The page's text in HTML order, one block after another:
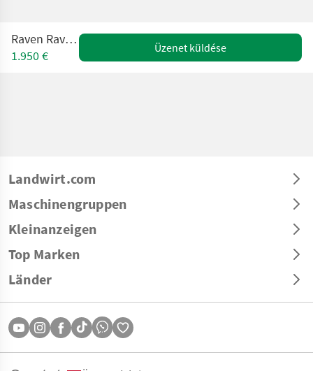
Raven Raven CR7
1.950 €
Üzenet küldése
Landwirt.com
Maschinengruppen
Kleinanzeigen
Top Marken
Länder